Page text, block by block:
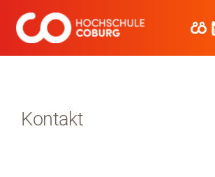
Inhalt
springen
Kontakt